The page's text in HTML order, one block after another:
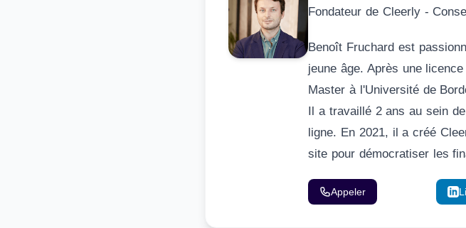
Fondateur de Cleerly -
Benoît Fruchard est
jeune âge. Après une
Master à l'Université de
Il a travaillé 2 ans au sein
ligne. En 2021, il a créé
site pour démocratiser les
Appeler